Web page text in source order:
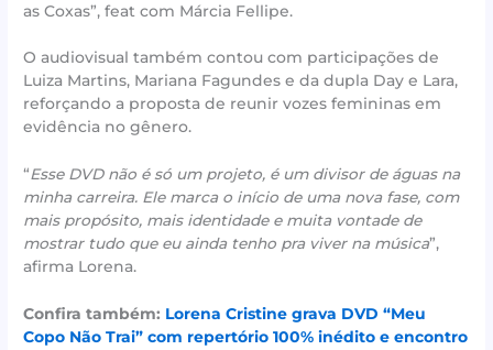
as Coxas”, feat com Márcia Fellipe.
O audiovisual também contou com participações de
Luiza Martins, Mariana Fagundes e da dupla Day e Lara,
reforçando a proposta de reunir vozes femininas em
evidência no gênero.
“Esse DVD não é só um projeto, é um divisor de águas na
minha carreira. Ele marca o início de uma nova fase, com
mais propósito, mais identidade e muita vontade de
mostrar tudo que eu ainda tenho pra viver na música”,
afirma Lorena.
Confira também: Lorena Cristine grava DVD “Meu
Copo Não Trai” com repertório 100% inédito e encontro